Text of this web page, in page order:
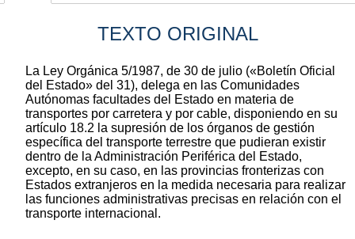
TEXTO ORIGINAL
La Ley Orgánica 5/1987, de 30 de julio («Boletín Oficial
del Estado» del 31), delega en las Comunidades
Autónomas facultades del Estado en materia de
transportes por carretera y por cable, disponiendo en su
artículo 18.2 la supresión de los órganos de gestión
específica del transporte terrestre que pudieran existir
dentro de la Administración Periférica del Estado,
excepto, en su caso, en las provincias fronterizas con
Estados extranjeros en la medida necesaria para realizar
las funciones administrativas precisas en relación con el
transporte internacional.